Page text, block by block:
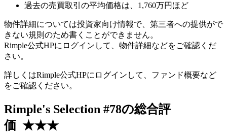
過去の売買取引の平均価格は、1,760万円ほど
物件詳細については投資家向け情報で、第三者への提供がで
きない規則のため書くことができません。
Rimple公式HPにログインして、物件詳細などをご確認くだ
さい。
詳しくはRimple公式HPにログインして、ファンド概要など
をご確認ください。
Rimple's Selection #78の総合評
価 ★★★